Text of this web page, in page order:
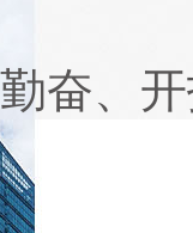
奋、